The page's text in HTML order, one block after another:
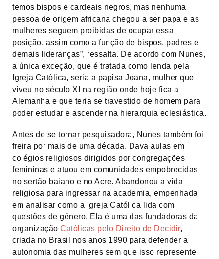
temos bispos e cardeais negros, mas nenhuma
pessoa de origem africana chegou a ser papa e as
mulheres seguem proibidas de ocupar essa
posição, assim como a função de bispos, padres e
demais lideranças”, ressalta. De acordo com Nunes,
a única exceção, que é tratada como lenda pela
Igreja Católica, seria a papisa Joana, mulher que
viveu no século XI na região onde hoje fica a
Alemanha e que teria se travestido de homem para
poder estudar e ascender na hierarquia eclesiástica.
Antes de se tornar pesquisadora, Nunes também foi
freira por mais de uma década. Dava aulas em
colégios religiosos dirigidos por congregações
femininas e atuou em comunidades empobrecidas
no sertão baiano e no Acre. Abandonou a vida
religiosa para ingressar na academia, empenhada
em analisar como a Igreja Católica lida com
questões de gênero. Ela é uma das fundadoras da
organização Católicas pelo Direito de Decidir,
criada no Brasil nos anos 1990 para defender a
autonomia das mulheres sem que isso represente